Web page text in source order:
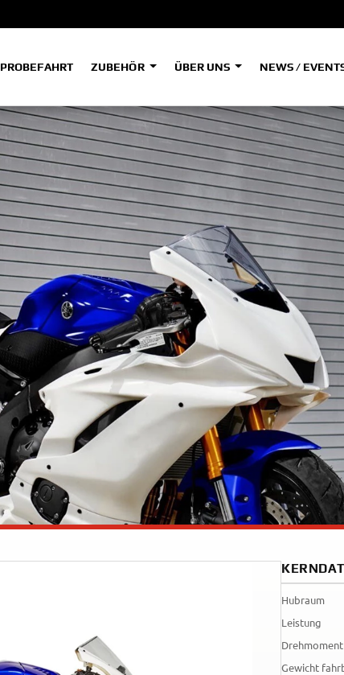
HYPER NAKED
SPORT HERITAGE
SPORT TOURING
SUPERSPORT
Tenere
700
700
Tenere
700
35kW
A
700
Tenere
700
World
Raid
A1
PROBEFAHRT ZUBEHÖR ÜBER UNS NEWS /
Hubraum
Leistung
Drehmoment
Gewicht